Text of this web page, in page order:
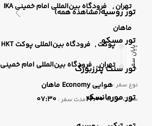
تور روسیه(مشاهده همه)
تور مسکو
تور سنت پترزبورگ
تور مورمانسک
تهران , فرودگاه بین‌المللی امام خمینی IKA
ماهان
پایان سفر پوکت , فرودگاه بین‌المللی پوکت HKT
تهران , فرودگاه بین‌المللی امام خمینی IKA
نوع سفر :هوایی ماهان
ساعت حرکت :22:00مدت سفر : 07:30